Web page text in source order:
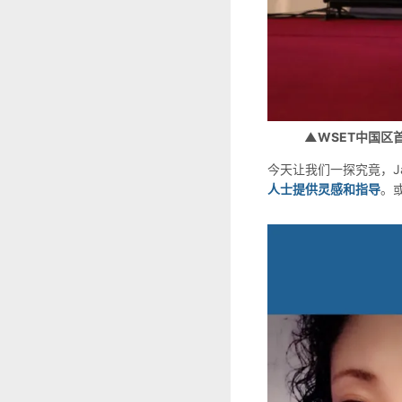
▲WSET中国区
今天让我们一探究竟，
人士提供灵感和指导。